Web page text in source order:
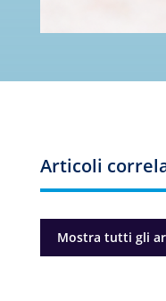
Articoli
Mostra tutti gli